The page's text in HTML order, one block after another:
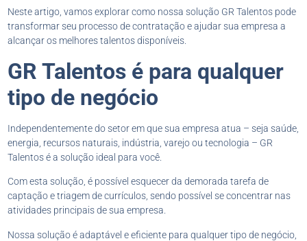
Neste artigo, vamos explorar como nossa solução GR Talentos pode
transformar seu processo de contratação e ajudar sua empresa a
alcançar os melhores talentos disponíveis.
GR Talentos é para qualquer
tipo de negócio
Independentemente do setor em que sua empresa atua – seja saúde,
energia, recursos naturais, indústria, varejo ou tecnologia – GR
Talentos é a solução ideal para você.
Com esta solução, é possível esquecer da demorada tarefa de
captação e triagem de currículos, sendo possível se concentrar nas
atividades principais de sua empresa.
Nossa solução é adaptável e eficiente para qualquer tipo de negócio,